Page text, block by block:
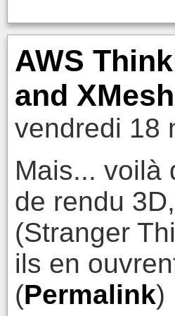
AWS
and
vendredi 18
Mais... voilà
de rendu
(Stranger
ils en
(Permalink)